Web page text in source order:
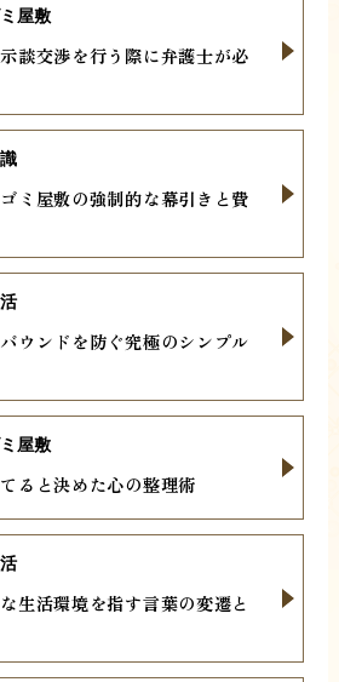
談交渉を行う際に弁護士が必
屋敷
ミ屋敷の強制的な幕引きと費
ウンドを防ぐ究極のシンプル
ると決めた心の整理術
屋敷
生活環境を指す言葉の変遷と